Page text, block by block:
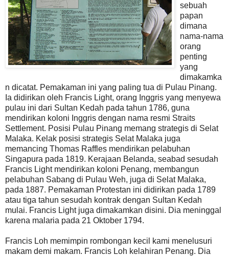
sebuah
papan
dimana
nama-nama
orang
penting
yang
dimakamka
n dicatat. Pemakaman ini yang paling tua di Pulau Pinang.
Ia didirikan oleh Francis Light, orang Inggris yang menyewa
pulau ini dari Sultan Kedah pada tahun 1786, guna
mendirikan koloni Inggris dengan nama resmi Straits
Settlement. Posisi Pulau Pinang memang strategis di Selat
Malaka. Kelak posisi strategis Selat Malaka juga
memancing Thomas Raffles mendirikan pelabuhan
Singapura pada 1819. Kerajaan Belanda, seabad sesudah
Francis Light mendirikan koloni Penang, membangun
pelabuhan Sabang di Pulau Weh, juga di Selat Malaka,
pada 1887. Pemakaman Protestan ini didirikan pada 1789
atau tiga tahun sesudah kontrak dengan Sultan Kedah
mulai. Francis Light juga dimakamkan disini. Dia meninggal
karena malaria pada 21 Oktober 1794.
Francis Loh memimpin rombongan kecil kami menelusuri
makam demi makam. Francis Loh kelahiran Penang. Dia